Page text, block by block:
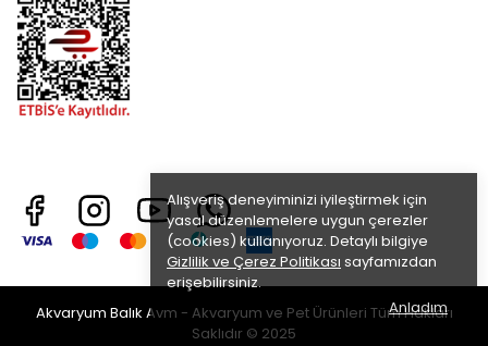
Alışveriş deneyiminizi iyileştirmek için
yasal düzenlemelere uygun çerezler
(cookies) kullanıyoruz. Detaylı bilgiye
Gizlilik ve Çerez Politikası sayfamızdan
erişebilirsiniz.
Anladım
Akvaryum Balık Avm - Akvaryum ve Pet Ürünleri Tüm Hakları
Saklıdır © 2025